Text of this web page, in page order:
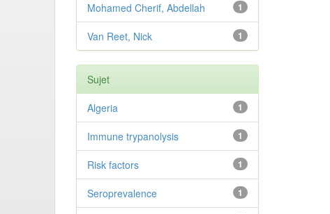
1
Mohamed Cherif, Abdellah
1
Van Reet, Nick
Sujet
1
Algeria
1
Immune trypanolysis
1
Risk factors
1
Seroprevalence